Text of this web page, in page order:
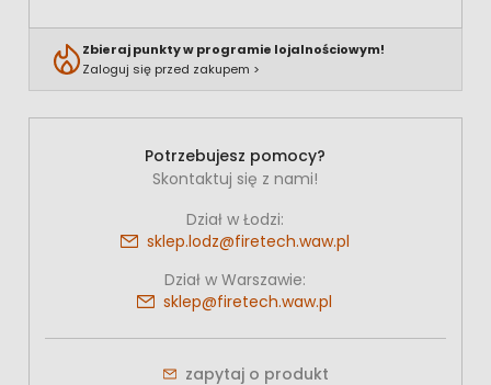
Zbieraj punkty w programie lojalnościowym!
Zaloguj się przed zakupem >
Potrzebujesz pomocy?
Skontaktuj się z nami!
Dział w Łodzi:
sklep.lodz@firetech.waw.pl
Dział w Warszawie:
sklep@firetech.waw.pl
zapytaj o produkt